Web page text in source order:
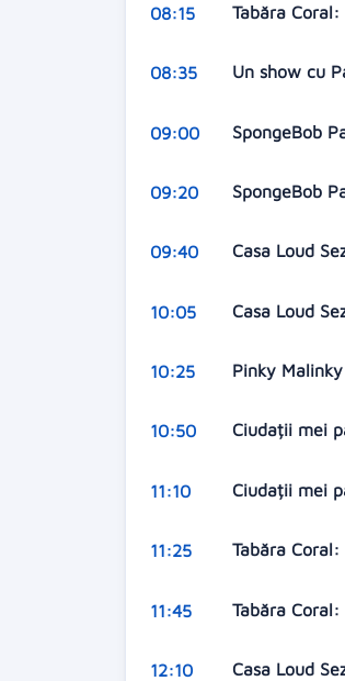
08:15 Tabăra
08:35 Un show cu
09:00 SpongeBob
09:20 SpongeBob
09:40 Casa Loud
10:05 Casa Loud
10:25 Pinky
10:50 Ciudații mei
11:10 Ciudații mei
11:25 Tabăra
11:45 Tabăra
12:10 Casa Loud